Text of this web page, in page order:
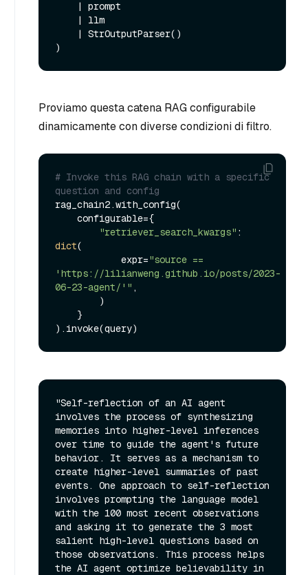
Proviamo questa catena RAG configurabile
dinamicamente con diverse condizioni di filtro.
# Invoke this RAG chain with a specific
question and config
rag_chain2.with_config(
"retriever_search_kwargs"
dict(
            expr=
"source ==
'https://lilianweng.github.io/posts/2023-
06-23-agent/'" ,
"Self-reflection of an AI agent
involves the process of synthesizing
memories into higher-level inferences
over time to guide the agent's future
behavior. It serves as a mechanism to
create higher-level summaries of past
events. One approach to self-reflection
involves prompting the language model
with the 100 most recent observations
and asking it to generate the 3 most
salient high-level questions based on
those observations. This process helps
the AI agent optimize believability in